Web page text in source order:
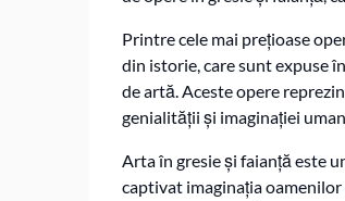
Printre cele mai prețioase
din istorie, care sunt expuse
de artă. Aceste opere
genialității și imaginației
Arta în gresie și faianță este
captivat imaginația